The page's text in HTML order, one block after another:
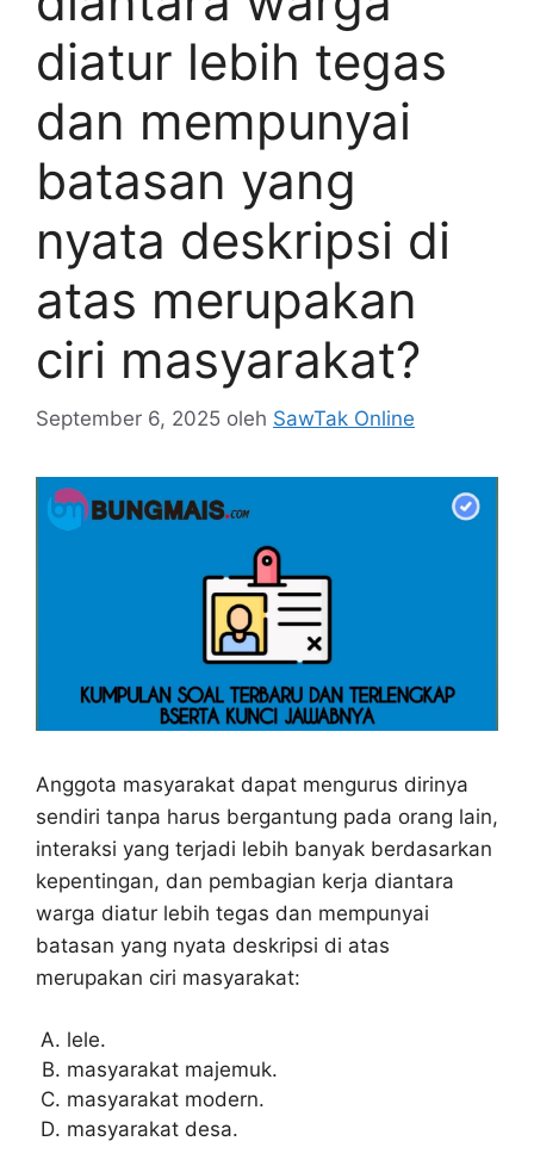
diatur lebih tegas
dan mempunyai
batasan yang
nyata deskripsi di
atas merupakan
ciri masyarakat?
September 6, 2025 oleh SawTak Online
Anggota masyarakat dapat mengurus dirinya
sendiri tanpa harus bergantung pada orang lain,
interaksi yang terjadi lebih banyak berdasarkan
kepentingan, dan pembagian kerja diantara
warga diatur lebih tegas dan mempunyai
batasan yang nyata deskripsi di atas
merupakan ciri masyarakat:
lele.
masyarakat majemuk.
masyarakat modern.
masyarakat desa.